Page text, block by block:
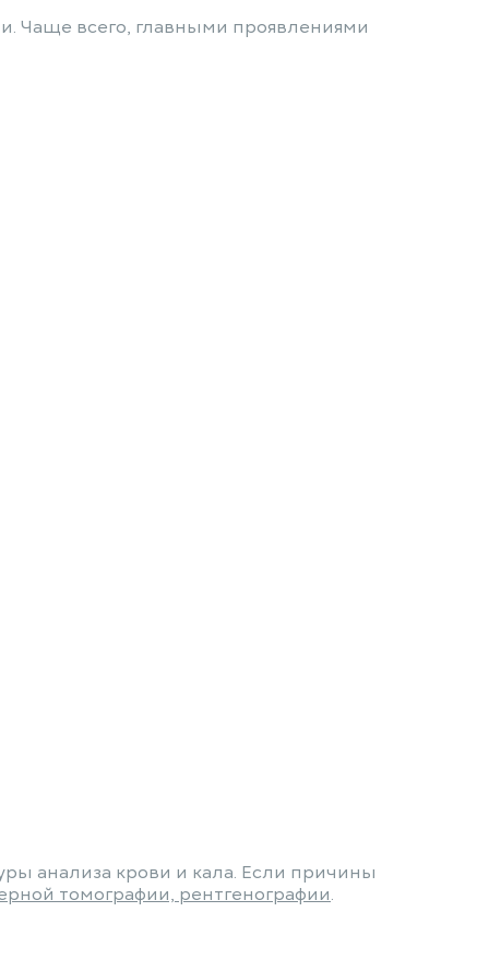
Чаще всего, главными проявлениями
анализа крови и кала. Если причины
томографии, рентгенографии.